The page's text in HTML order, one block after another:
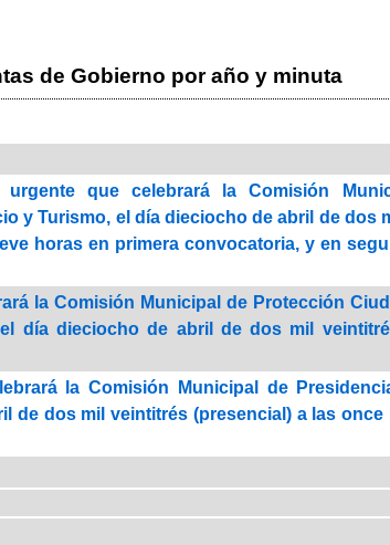
de Gobierno por año y minuta
que celebrará la Comisión
y Turismo, el día dieciocho de abril de dos
horas en primera convocatoria, y en
la Comisión Municipal de Protección
día dieciocho de abril de dos mil
la Comisión Municipal de
de dos mil veintitrés (presencial) a las once